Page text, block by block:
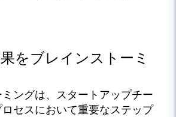
をブレインストーミ
ングは、スタートアップチー
セスにおいて重要なステップ